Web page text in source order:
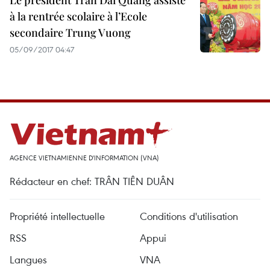
à la rentrée scolaire à l’Ecole
secondaire Trung Vuong
05/09/2017 04:47
AGENCE VIETNAMIENNE D'INFORMATION (VNA)
Rédacteur en chef: TRÂN TIÊN DUÂN
Propriété intellectuelle
Conditions d'utilisation
RSS
Appui
Langues
VNA